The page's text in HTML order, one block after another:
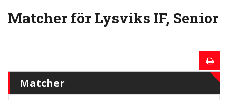
Matcher för Lysviks IF, Senior
Matcher